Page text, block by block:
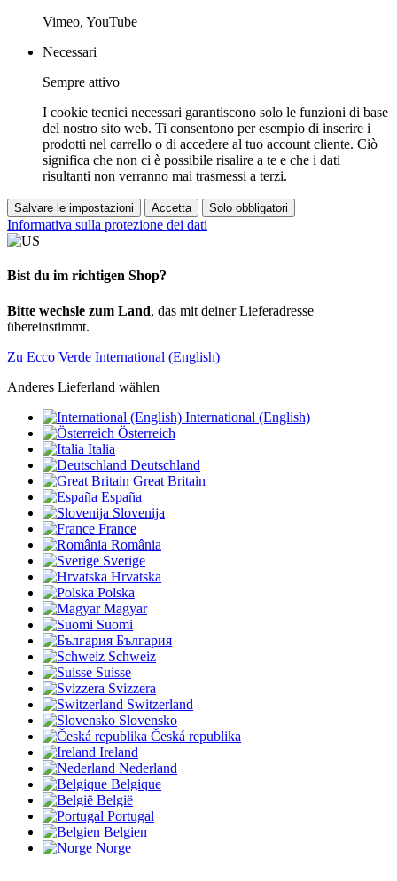
Vimeo, YouTube
Necessari
Sempre attivo
I cookie tecnici necessari garantiscono solo le funzioni di base
del nostro sito web. Ti consentono per esempio di inserire i
prodotti nel carrello o di accedere al tuo account cliente. Ciò
significa che non ci è possibile risalire a te e che i dati
risultanti non verranno mai trasmessi a terzi.
Salvare le impostazioni Accetta Solo obbligatori
Informativa sulla protezione dei dati
Bist du im richtigen Shop?
Bitte wechsle zum Land, das mit deiner Lieferadresse
übereinstimmt.
Zu Ecco Verde International (English)
Anderes Lieferland wählen
International (English)
Österreich
Italia
Deutschland
Great Britain
España
Slovenija
France
România
Sverige
Hrvatska
Polska
Magyar
Suomi
България
Schweiz
Suisse
Svizzera
Switzerland
Slovensko
Česká republika
Ireland
Nederland
Belgique
België
Portugal
Belgien
Norge